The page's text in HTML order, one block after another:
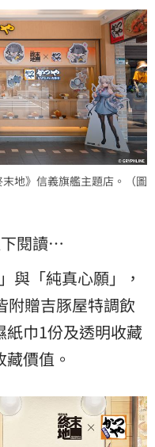
地》信義旗艦主題店。（圖
閱讀…
與「純真心願」，
附贈吉豚屋特調飲
紙巾1份及透明收藏
價值。